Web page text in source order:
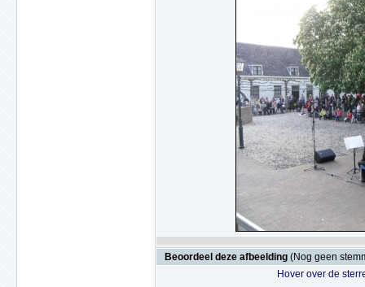
Beoordeel deze afbeelding (Nog geen
Hover over de